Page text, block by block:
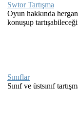
Swtor Tartışma
Oyun hakkında
konuşup
Sınıflar
Sınıf ve üstsınıf